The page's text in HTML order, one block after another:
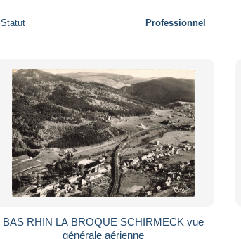
Statut Professionnel
BAS RHIN LA BROQUE SCHIRMECK vue
générale aérienne